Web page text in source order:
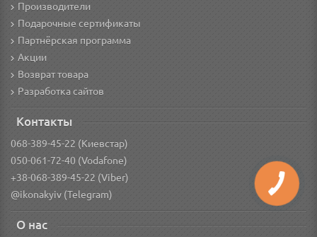
Производители
Подарочные сертификаты
Партнёрская программа
Акции
Возврат товара
Разработка сайтов
Контакты
068-389-45-22 (Киевстар)
050-061-72-40 (Vodafone)
+38-068-389-45-22 (Viber)
@ikonakyiv (Telegram)
О нас